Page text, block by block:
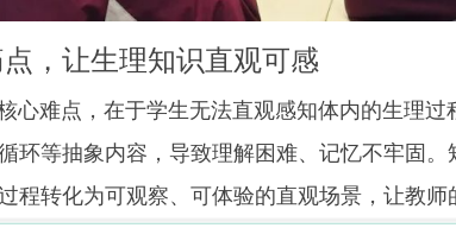
，让生理知识直观可感
难点，在于学生无法直观感知体内的生理过
环等抽象内容，导致理解困难、记忆不牢固
程转化为可观察、可体验的直观场景，让教师